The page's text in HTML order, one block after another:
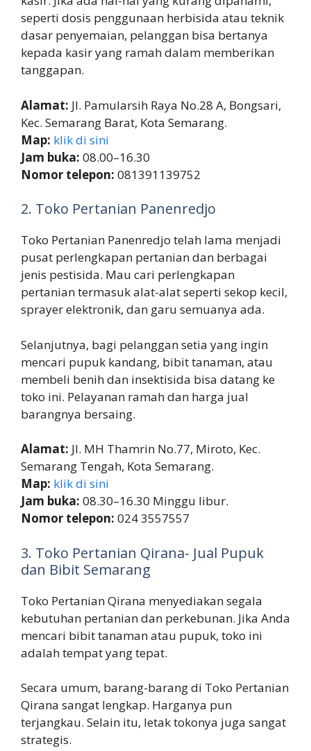
seperti dosis penggunaan herbisida atau teknik
dasar penyemaian, pelanggan bisa bertanya
kepada kasir yang ramah dalam memberikan
tanggapan.
Alamat: Jl. Pamularsih Raya No.28 A, Bongsari,
Kec. Semarang Barat, Kota Semarang.
Map: klik di sini
Jam buka: 08.00–16.30
Nomor telepon: 081391139752
2. Toko Pertanian Panenredjo
Toko Pertanian Panenredjo telah lama menjadi
pusat perlengkapan pertanian dan berbagai
jenis pestisida. Mau cari perlengkapan
pertanian termasuk alat-alat seperti sekop kecil,
sprayer elektronik, dan garu semuanya ada.
Selanjutnya, bagi pelanggan setia yang ingin
mencari pupuk kandang, bibit tanaman, atau
membeli benih dan insektisida bisa datang ke
toko ini. Pelayanan ramah dan harga jual
barangnya bersaing.
Alamat: Jl. MH Thamrin No.77, Miroto, Kec.
Semarang Tengah, Kota Semarang.
Map: klik di sini
Jam buka: 08.30–16.30 Minggu libur.
Nomor telepon: 024 3557557
3. Toko Pertanian Qirana- Jual Pupuk
dan Bibit Semarang
Toko Pertanian Qirana menyediakan segala
kebutuhan pertanian dan perkebunan. Jika Anda
mencari bibit tanaman atau pupuk, toko ini
adalah tempat yang tepat.
Secara umum, barang-barang di Toko Pertanian
Qirana sangat lengkap. Harganya pun
terjangkau. Selain itu, letak tokonya juga sangat
strategis.